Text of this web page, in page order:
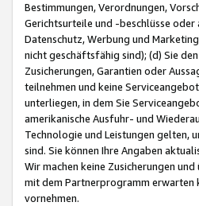
Bestimmungen, Verordnungen,
Gerichtsurteile und -beschlüsse
Datenschutz, Werbung und
nicht geschäftsfähig sind); (d) Sie
Zusicherungen, Garantien oder
teilnehmen und keine
unterliegen, in dem Sie
amerikanische Ausfuhr- und
Technologie und Leistungen gelten,
sind. Sie können Ihre Angaben
Wir machen keine Zusicherungen
mit dem Partnerprogramm erwarten
vornehmen.